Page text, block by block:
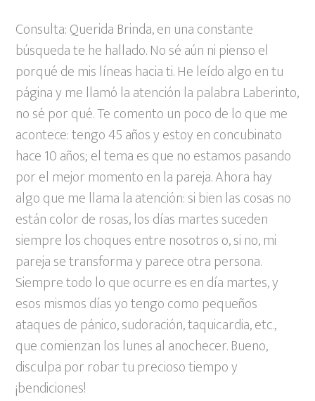
Consulta: Querida Brinda, en una constante
búsqueda te he hallado. No sé aún ni pienso el
porqué de mis líneas hacia ti. He leído algo en tu
página y me llamó la atención la palabra Laberinto,
no sé por qué. Te comento un poco de lo que me
acontece: tengo 45 años y estoy en concubinato
hace 10 años; el tema es que no estamos pasando
por el mejor momento en la pareja. Ahora hay
algo que me llama la atención: si bien las cosas no
están color de rosas, los días martes suceden
siempre los choques entre nosotros o, si no, mi
pareja se transforma y parece otra persona.
Siempre todo lo que ocurre es en día martes, y
esos mismos días yo tengo como pequeños
ataques de pánico, sudoración, taquicardia, etc.,
que comienzan los lunes al anochecer. Bueno,
disculpa por robar tu precioso tiempo y
¡bendiciones!